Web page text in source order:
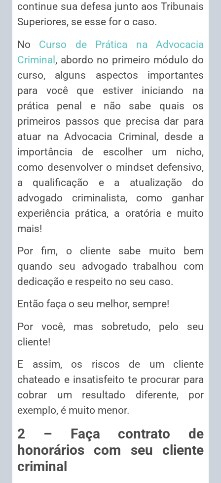
continue sua defesa junto aos Tribunais
Superiores, se esse for o caso.
No Curso de Prática na Advocacia
Criminal , abordo no primeiro módulo do
curso, alguns aspectos importantes
para você que estiver iniciando na
prática penal e não sabe quais os
primeiros passos que precisa dar para
atuar na Advocacia Criminal, desde a
importância de escolher um nicho,
como desenvolver o mindset defensivo,
a qualificação e a atualização do
advogado criminalista, como ganhar
experiência prática, a oratória e muito
mais!
Por fim, o cliente sabe muito bem
quando seu advogado trabalhou com
dedicação e respeito no seu caso.
Então faça o seu melhor, sempre!
Por você, mas sobretudo, pelo seu
cliente!
E assim, os riscos de um cliente
chateado e insatisfeito te procurar para
cobrar um resultado diferente, por
exemplo, é muito menor.
2 – Faça contrato de
honorários com seu cliente
criminal